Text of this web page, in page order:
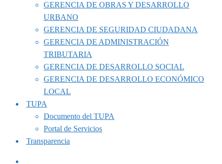
GERENCIA DE OBRAS Y DESARROLLO
URBANO
GERENCIA DE SEGURIDAD CIUDADANA
GERENCIA DE ADMINISTRACIÓN
TRIBUTARIA
GERENCIA DE DESARROLLO SOCIAL
GERENCIA DE DESARROLLO ECONÓMICO
LOCAL
TUPA
Documento del TUPA
Portal de Servicios
Transparencia